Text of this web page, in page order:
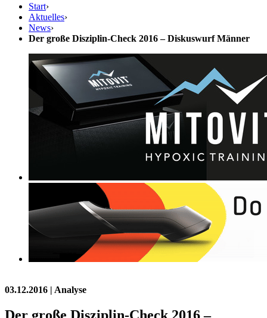
Start›
Aktuelles›
News›
Der große Disziplin-Check 2016 – Diskuswurf Männer
03.12.2016 | Analyse
Der große Disziplin-Check 2016 –